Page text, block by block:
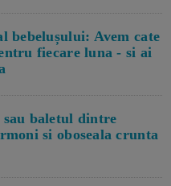
bebelușului: Avem cate
fiecare luna - si ai
sau baletul dintre
si oboseala crunta